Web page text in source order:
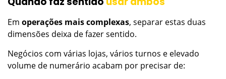
Em operações mais complexas, separar estas duas
dimensões deixa de fazer sentido.
Negócios com várias lojas, vários turnos e elevado
volume de numerário acabam por precisar de: